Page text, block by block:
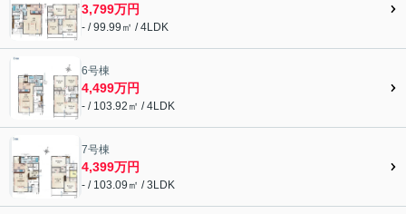
3,799万円
- / 99.99㎡ / 4LDK
6号棟
4,499万円
- / 103.92㎡ / 4LDK
7号棟
4,399万円
- / 103.09㎡ / 3LDK